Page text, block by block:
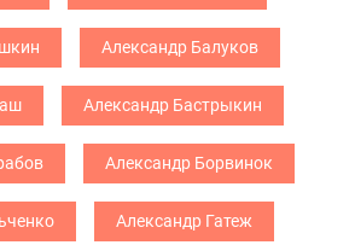
Александр Балуков
Александр Бастрыкин
Александр Борвинок
Александр Гатеж